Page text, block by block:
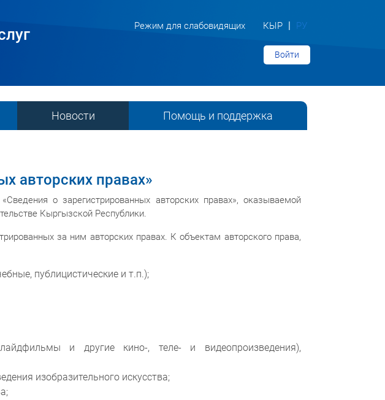
Режим для слабовидящих КЫР | РУ
Войти
Новости Помощь и поддержка
авторских правах»
о зарегистрированных авторских правах», оказываемой
Кыргызской Республики.
за ним авторских правах. К объектам авторского права,
публицистические и т.п.);
и другие кино-, теле- и видеопроизведения),
изобразительного искусства;